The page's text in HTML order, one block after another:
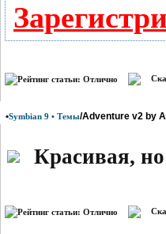
•Symbian 9 • Темы/Adventure v2 by
Красивая,